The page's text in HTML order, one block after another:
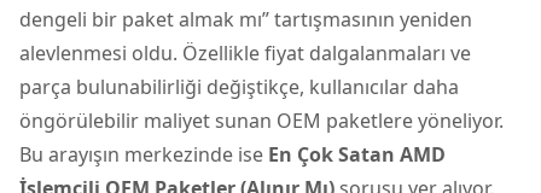
dengeli bir paket almak mı” tartışmasının yeniden
alevlenmesi oldu. Özellikle fiyat dalgalanmaları ve
parça bulunabilirliği değiştikçe, kullanıcılar daha
öngörülebilir maliyet sunan OEM paketlere yöneliyor.
Bu arayışın merkezinde ise En Çok Satan AMD